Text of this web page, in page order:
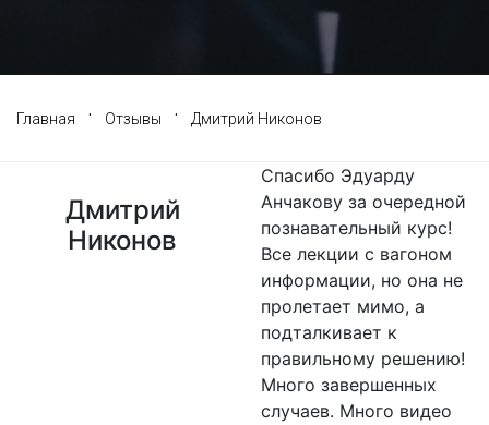
Главная · Отзывы · Дмитрий Никонов
Дмитрий
Никонов
Спасибо Эдуарду
Анчакову за очередной
познавательный курс!
Все лекции с вагоном
информации, но она не
пролетает мимо, а
подталкивает к
правильному решению!
Много завершенных
случаев. Много видео